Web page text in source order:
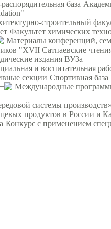
база
строительный
Факультет химических
Материалы конференций,
"XVII Сатпаевские
издания ВУЗа
и воспитательная
секции Спортивная база
Международные
системы производств»
продуктов в России и
Конкурс с применением